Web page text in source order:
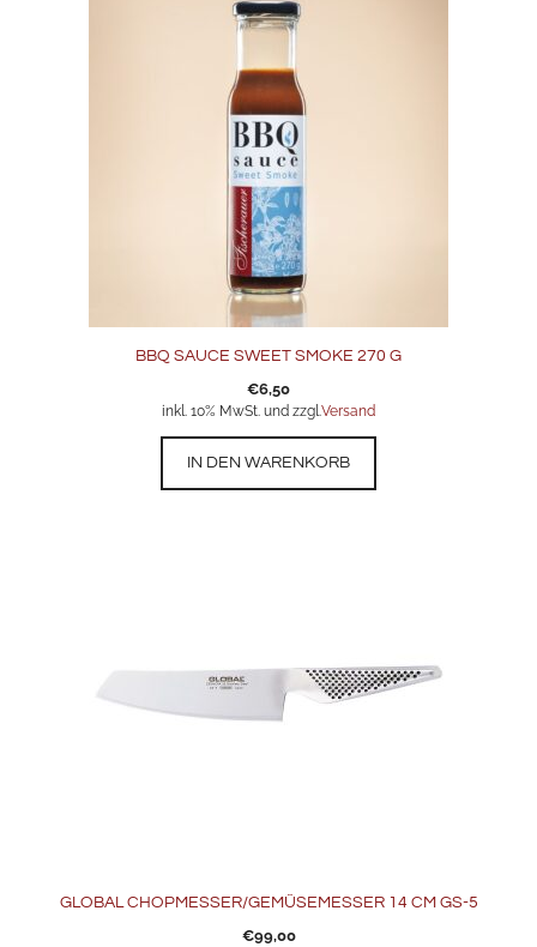
BBQ SAUCE SWEET SMOKE 270 G
€6,50
inkl. 10% MwSt. und zzgl. Versand
IN DEN WARENKORB
GLOBAL CHOPMESSER/GEMÜSEMESSER 14 CM GS-5
€99,00